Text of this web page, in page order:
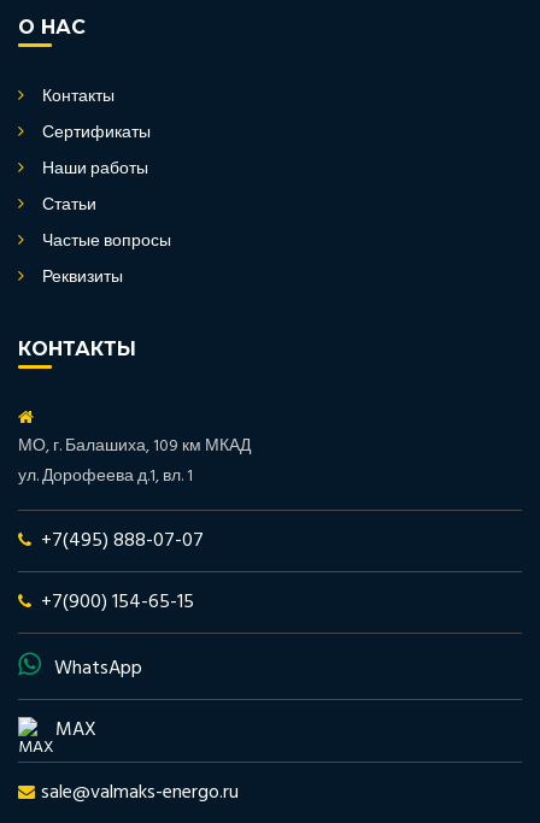
О НАС
Контакты
Сертификаты
Наши работы
Статьи
Частые вопросы
Реквизиты
КОНТАКТЫ
МО, г. Балашиха, 109 км МКАД
ул. Дорофеева д.1, вл. 1
+7(495) 888-07-07
+7(900) 154-65-15
WhatsApp
MAX
sale@valmaks-energo.ru